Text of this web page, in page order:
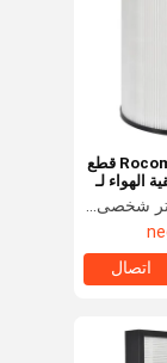
Rocombination HEPA قطع
الهواء لـ
شخصى 1000
اتصال